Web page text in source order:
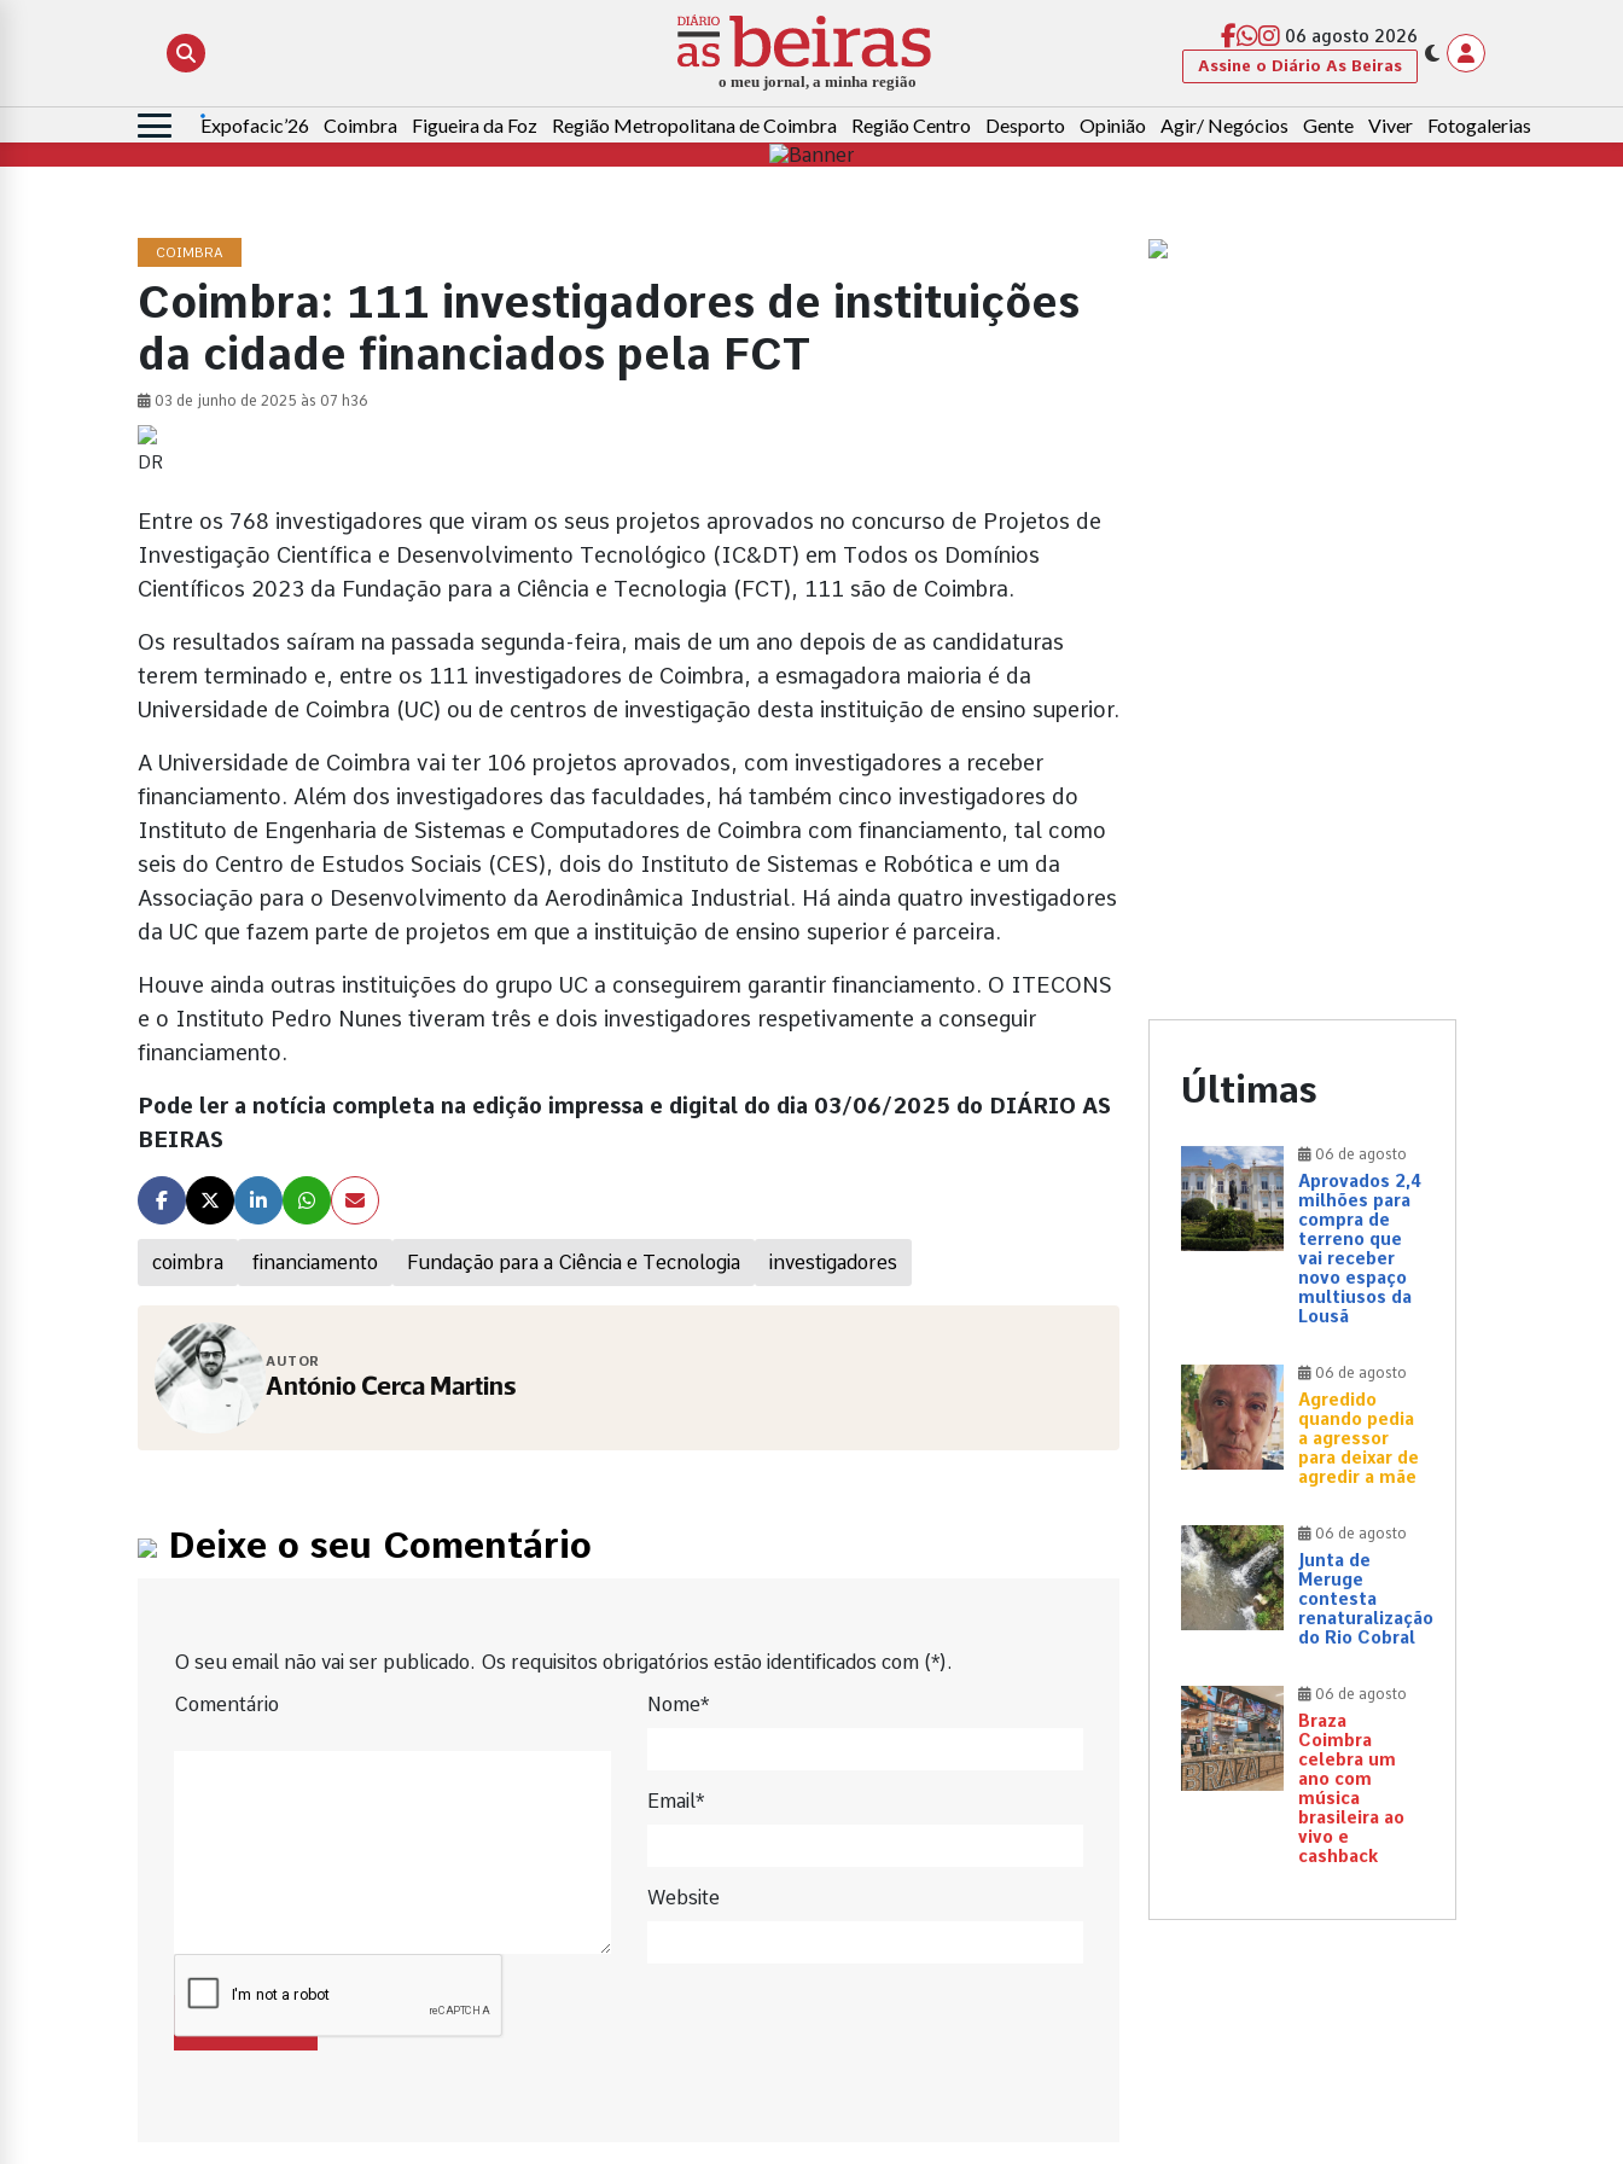
06 agosto 2026
Assine o Diário As Beiras
Pesquisar
por:
Expofacic’26 Coimbra Figueira da Foz Região Metropolitana de Coimbra Região Centro Desporto Opinião Agir/ Negócios Gente Viver Fotogalerias
COIMBRA
Coimbra: 111 investigadores de instituições
da cidade financiados pela FCT
03 de junho de 2025 às 07 h36
DR
coimbra financiamento Fundação para a Ciência e Tecnologia investigadores
AUTOR
António Cerca Martins
Entre os 768 investigadores que viram os seus projetos aprovados no concurso de Projetos de
Investigação Científica e Desenvolvimento Tecnológico (IC&DT) em Todos os Domínios
Científicos 2023 da Fundação para a Ciência e Tecnologia (FCT), 111 são de Coimbra.
Os resultados saíram na passada segunda-feira, mais de um ano depois de as candidaturas
terem terminado e, entre os 111 investigadores de Coimbra, a esmagadora maioria é da
Universidade de Coimbra (UC) ou de centros de investigação desta instituição de ensino superior.
A Universidade de Coimbra vai ter 106 projetos aprovados, com investigadores a receber
financiamento. Além dos investigadores das faculdades, há também cinco investigadores do
Instituto de Engenharia de Sistemas e Computadores de Coimbra com financiamento, tal como
seis do Centro de Estudos Sociais (CES), dois do Instituto de Sistemas e Robótica e um da
Associação para o Desenvolvimento da Aerodinâmica Industrial. Há ainda quatro investigadores
da UC que fazem parte de projetos em que a instituição de ensino superior é parceira.
Houve ainda outras instituições do grupo UC a conseguirem garantir financiamento. O ITECONS
e o Instituto Pedro Nunes tiveram três e dois investigadores respetivamente a conseguir
financiamento.
Pode ler a notícia completa na edição impressa e digital do dia 03/06/2025 do DIÁRIO AS
BEIRAS
Deixe o seu Comentário
O seu email não vai ser publicado. Os requisitos obrigatórios estão identificados com (*).
Comentário
Nome*
Email*
Website
Últimas
06 de agosto
Aprovados 2,4
milhões para
compra de
terreno que
vai receber
novo espaço
multiusos da
Lousã
06 de agosto
Agredido
quando pedia
a agressor
para deixar de
agredir a mãe
06 de agosto
Junta de
Meruge
contesta
renaturalização
do Rio Cobral
06 de agosto
Braza
Coimbra
celebra um
ano com
música
brasileira ao
vivo e
cashback